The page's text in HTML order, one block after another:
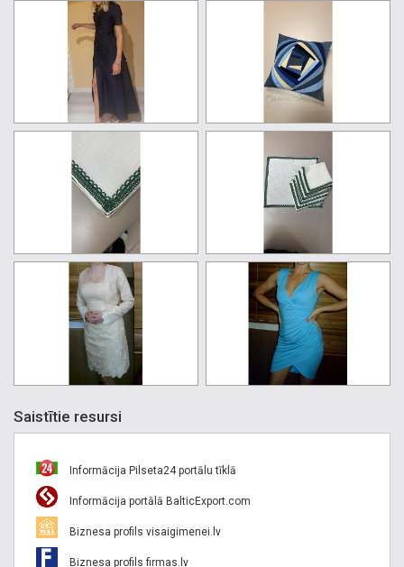
Saistītie resursi
Informācija Pilseta24 portālu tīklā
Informācija portālā BalticExport.com
Biznesa profils visaigimenei.lv
Biznesa profils firmas.lv